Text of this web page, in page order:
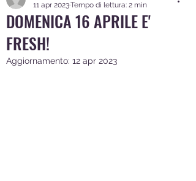
DOMENICA 16 APRILE E'
FRESH!
11 apr 2023Tempo di lettura: 2 min
Aggiornamento: 12 apr 2023